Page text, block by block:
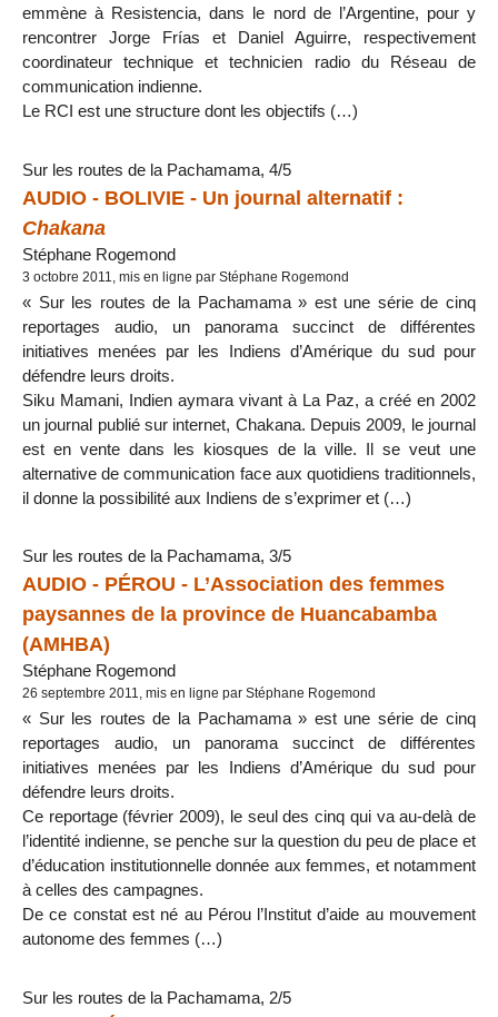
emmène à Resistencia, dans le nord de l’Argentine, pour y
rencontrer Jorge Frías et Daniel Aguirre, respectivement
coordinateur technique et technicien radio du Réseau de
communication indienne.
Le RCI est une structure dont les objectifs (…)
Sur les routes de la Pachamama, 4/5
AUDIO - BOLIVIE - Un journal alternatif :
Chakana
Stéphane Rogemond
3 octobre 2011, mis en ligne par Stéphane Rogemond
« Sur les routes de la Pachamama » est une série de cinq
reportages audio, un panorama succinct de différentes
initiatives menées par les Indiens d’Amérique du sud pour
défendre leurs droits.
Siku Mamani, Indien aymara vivant à La Paz, a créé en 2002
un journal publié sur internet, Chakana. Depuis 2009, le journal
est en vente dans les kiosques de la ville. Il se veut une
alternative de communication face aux quotidiens traditionnels,
il donne la possibilité aux Indiens de s’exprimer et (…)
Sur les routes de la Pachamama, 3/5
AUDIO - PÉROU - L’Association des femmes
paysannes de la province de Huancabamba
(AMHBA)
Stéphane Rogemond
26 septembre 2011, mis en ligne par Stéphane Rogemond
« Sur les routes de la Pachamama » est une série de cinq
reportages audio, un panorama succinct de différentes
initiatives menées par les Indiens d’Amérique du sud pour
défendre leurs droits.
Ce reportage (février 2009), le seul des cinq qui va au-delà de
l’identité indienne, se penche sur la question du peu de place et
d’éducation institutionnelle donnée aux femmes, et notamment
à celles des campagnes.
De ce constat est né au Pérou l’Institut d’aide au mouvement
autonome des femmes (…)
Sur les routes de la Pachamama, 2/5